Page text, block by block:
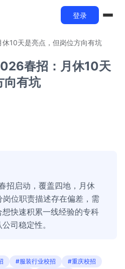
登录
10天是亮点，但岗位方向有坑
春招：月休10天
向有坑
招启动，覆盖四地，月休
位职责描述存在偏差，需
快速积累一线经验的专科
司稳定性。
#服装行业校招
#重庆校招